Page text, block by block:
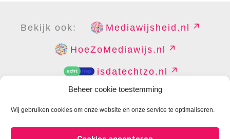
Beheer cookie toestemming
Wij gebruiken cookies om onze website en onze service te optimaliseren.
Bekijk ook: Mediawijsheid.nl
HoeZoMediawijs.nl
isdatechtzo.nl
DISCLAIMER PRIVACY